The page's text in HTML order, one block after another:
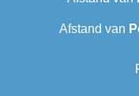
Afstand van